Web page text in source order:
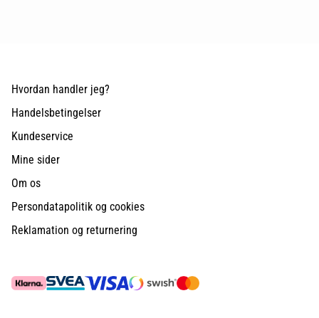
Hvordan handler jeg?
Handelsbetingelser
Kundeservice
Mine sider
Om os
Persondatapolitik og cookies
Reklamation og returnering